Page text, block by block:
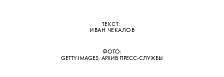
ТЕКСТ:
ИВАН ЧЕКАЛОВ
ФОТО:
GETTY IMAGES, АРХИВ ПРЕСС-СЛУЖБЫ